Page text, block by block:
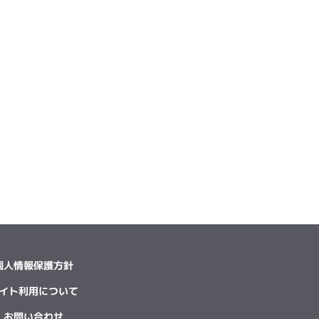
人情報保護方針
ト利用について
お問い合わせ